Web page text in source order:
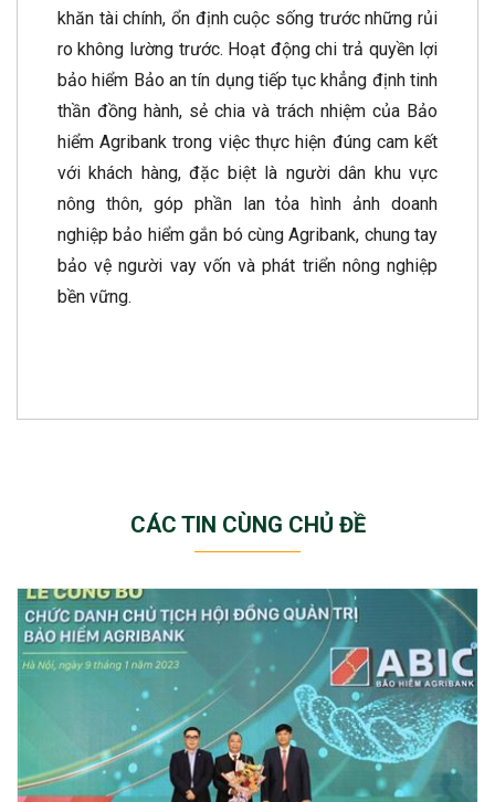
khăn tài chính, ổn định cuộc sống trước những rủi
ro không lường trước. Hoạt động chi trả quyền lợi
bảo hiểm Bảo an tín dụng tiếp tục khẳng định tinh
thần đồng hành, sẻ chia và trách nhiệm của Bảo
hiểm Agribank trong việc thực hiện đúng cam kết
với khách hàng, đặc biệt là người dân khu vực
nông thôn, góp phần lan tỏa hình ảnh doanh
nghiệp bảo hiểm gắn bó cùng Agribank, chung tay
bảo vệ người vay vốn và phát triển nông nghiệp
bền vững.
CÁC TIN CÙNG CHỦ ĐỀ